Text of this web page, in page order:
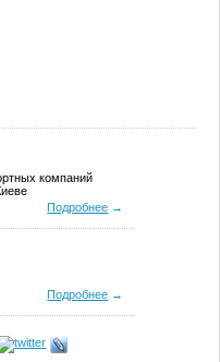
компаний
Подробнее →
Подробнее →